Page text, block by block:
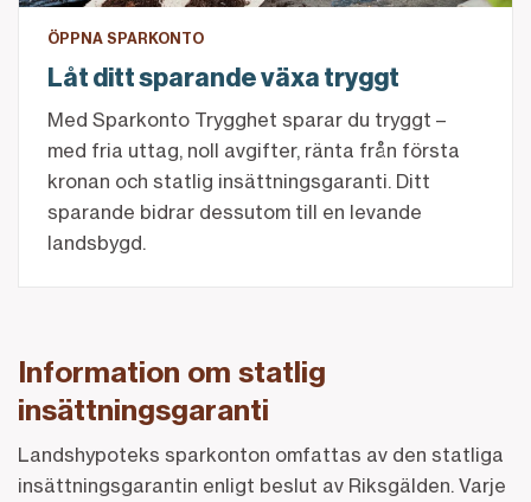
ÖPPNA SPARKONTO
Låt ditt sparande växa tryggt
Med Sparkonto Trygghet sparar du tryggt –
med fria uttag, noll avgifter, ränta från första
kronan och statlig insättningsgaranti. Ditt
sparande bidrar dessutom till en levande
landsbygd.
Information om statlig
insättningsgaranti
Landshypoteks sparkonton omfattas av den statliga
insättningsgarantin enligt beslut av Riksgälden. Varje